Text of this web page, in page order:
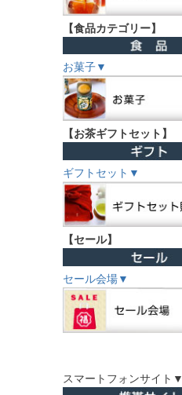
【食品カテゴリー】
お菓子▼
【お茶ギフトセット】
ギフトセット▼
【セール】
セール会場▼
スマートフォンサイト▼